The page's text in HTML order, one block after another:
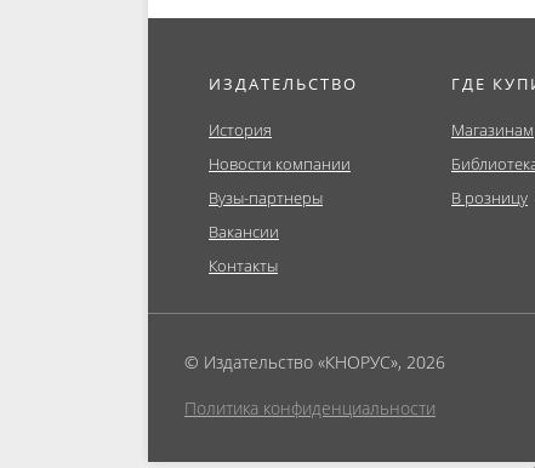
ИЗДАТЕЛЬСТВО
История
Новости компании
Вузы-партнеры
Вакансии
Контакты
ГДЕ
Магазинам
В розницу
© Издательство «КНОРУС», 2026
Политика конфиденциальности